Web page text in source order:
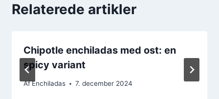
Relaterede artikler
Chipotle enchiladas med ost: en
spicy variant
AfEnchiladas 7. december 2024